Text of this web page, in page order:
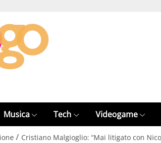
Musica Tech Videogame
/ Cristiano Malgioglio: “Mai litigato con